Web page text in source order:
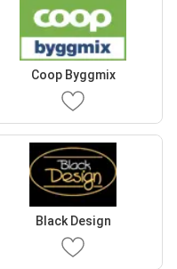
Coop Byggmix
Black Design